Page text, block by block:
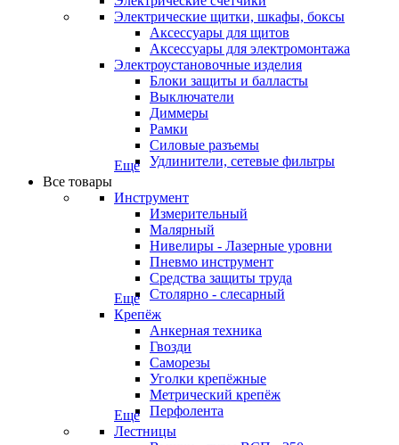
Электрические щитки, шкафы, боксы
Аксессуары для щитов
Аксессуары для электромонтажа
Электроустановочные изделия
Блоки защиты и балласты
Выключатели
Диммеры
Рамки
Силовые разъемы
Удлинители, сетевые фильтры
Еще
Все товары
Инструмент
Измерительный
Малярный
Нивелиры - Лазерные уровни
Пневмо инструмент
Средства защиты труда
Столярно - слесарный
Еще
Крепёж
Анкерная техника
Гвозди
Саморезы
Уголки крепёжные
Метрический крепёж
Перфолента
Еще
Лестницы